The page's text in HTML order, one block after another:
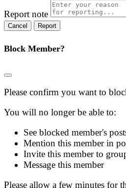
Report note
Report
Block Member?
Please confirm you want to
You will no longer be able to:
See blocked member's
Mention this member in
Invite this member to
Message this member
Please allow a few minutes for